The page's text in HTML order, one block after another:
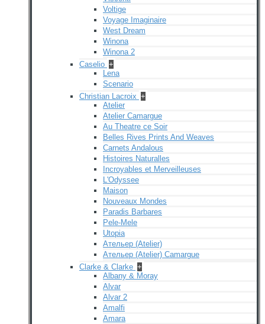
Voltige
Voyage Imaginaire
West Dream
Winona
Winona 2
Caselio +
Lena
Scenario
Christian Lacroix +
Atelier
Atelier Camargue
Au Theatre ce Soir
Belles Rives Prints And Weaves
Carnets Andalous
Histoires Naturalles
Incroyables et Merveilleuses
L'Odyssee
Maison
Nouveaux Mondes
Paradis Barbares
Pele-Mele
Utopia
Ательер (Atelier)
Ательер (Atelier) Camargue
Clarke & Clarke +
Albany & Moray
Alvar
Alvar 2
Amalfi
Amara